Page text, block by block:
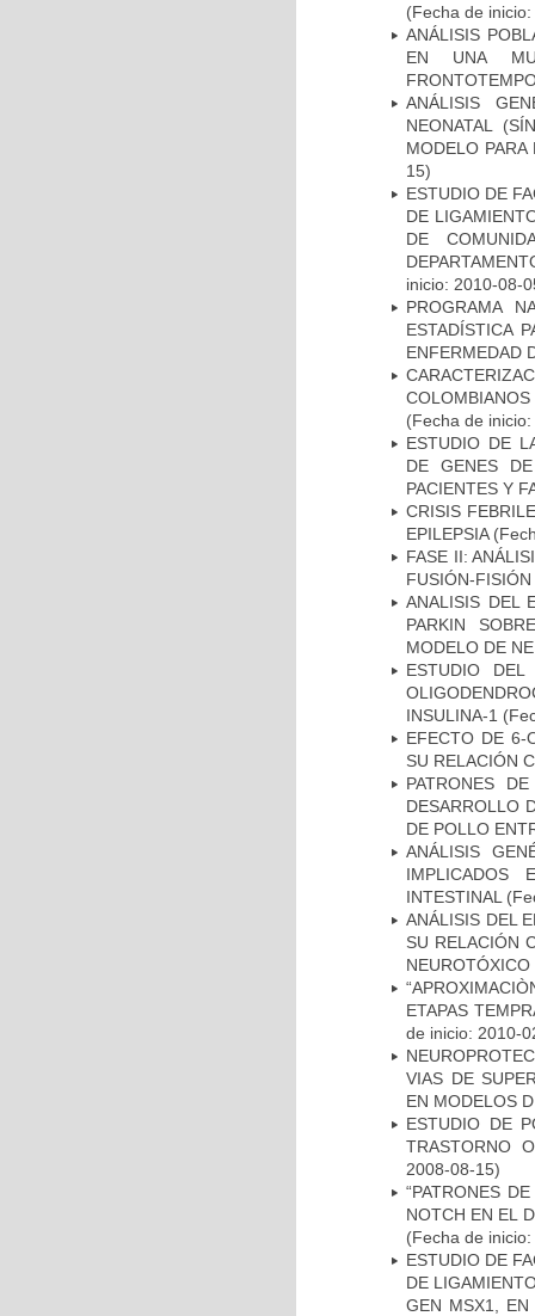
(Fecha de
ANÁLISIS
EN UNA
ANÁLISIS
NEONATAL
MODELO
15)
ESTUDIO DE
DE
DE
inicio: 2010-08-
PROGRAMA
ESTADÍSTICA
ENFERMEDAD
(Fecha de
ESTUDIO DE
DE GENES
PACIENTES Y
CRISIS
EPILEPSIA
FASE II:
FUSIÓN-
ANALISIS DEL
PARKIN
MODELO DE
ESTUDIO
INSULINA-1
EFECTO DE 6-
SU RELACIÓN
PATRONES
DESARROLLO
DE POLLO
ANÁLISIS
IMPLICADOS
INTESTINAL
ANÁLISIS DEL
SU RELACIÓN
NEUROTÓXICO
ETAPAS
de inicio: 2010-
VIAS DE
EN MODELOS
ESTUDIO DE
TRASTORNO
2008-08-15)
“PATRONES
NOTCH EN EL
(Fecha de
ESTUDIO DE
DE
GEN MSX1, EN